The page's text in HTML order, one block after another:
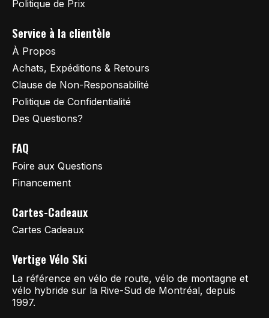
Politique de Prix
Service à la clientèle
À Propos
Achats, Expéditions & Retours
Clause de Non-Responsabilité
Politique de Confidentialité
Des Questions?
FAQ
Foire aux Questions
Financement
Cartes-Cadeaux
Cartes Cadeaux
Vertige Vélo Ski
La référence en vélo de route, vélo de montagne et
vélo hybride sur la Rive-Sud de Montréal, depuis
1997.